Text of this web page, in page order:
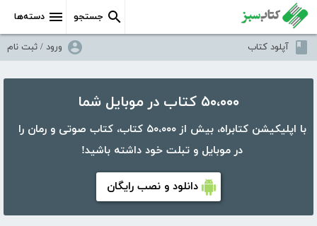
دسته‌ها جستجو
آپلود کتاب ورود / ثبت نام
۵۰،۰۰۰ کتاب در موبایل شما
با اپلیکیشن کتابراه، بیش از ۵۰،۰۰۰ کتاب، کتاب صوتی و رمان را
در موبایل و تبلت خود داشته باشید!
دانلود و نصب رایگان